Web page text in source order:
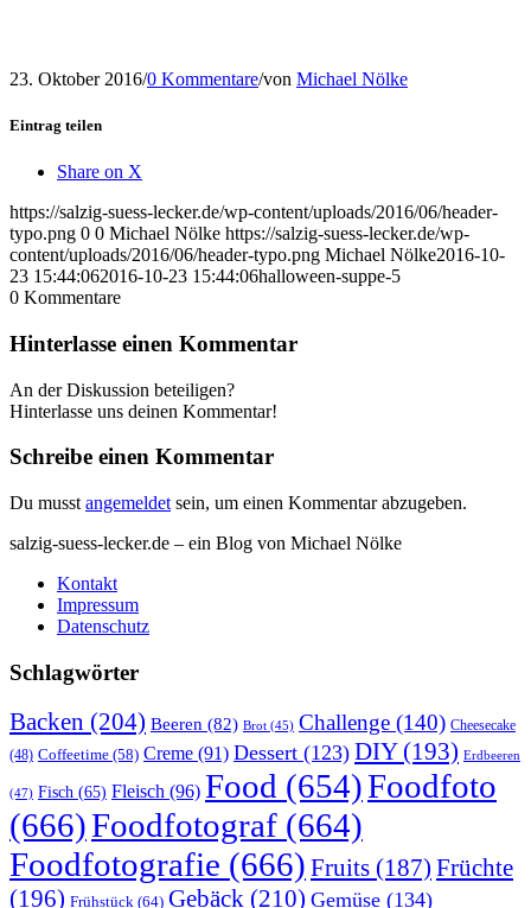
23. Oktober 2016/0 Kommentare/von Michael Nölke
Eintrag teilen
Share on X
https://salzig-suess-lecker.de/wp-content/uploads/2016/06/header-
typo.png 0 0 Michael Nölke https://salzig-suess-lecker.de/wp-
content/uploads/2016/06/header-typo.png Michael Nölke2016-10-
23 15:44:062016-10-23 15:44:06halloween-suppe-5
0 Kommentare
Hinterlasse einen Kommentar
An der Diskussion beteiligen?
Hinterlasse uns deinen Kommentar!
Schreibe einen Kommentar
Du musst angemeldet sein, um einen Kommentar abzugeben.
salzig-suess-lecker.de – ein Blog von Michael Nölke
Kontakt
Impressum
Datenschutz
Schlagwörter
Backen (204) Beeren (82) Brot (45) Challenge (140) Cheesecake
(48) Coffeetime (58) Creme (91) Dessert (123) DIY(193) Erdbeeren
(47) Fisch (65) Fleisch (96) Food (654)Foodfoto
(666)Foodfotograf (664)
Foodfotografie (666) Fruits (187) Früchte
(196) Frühstück (64) Gebäck (210) Gemüse (134)